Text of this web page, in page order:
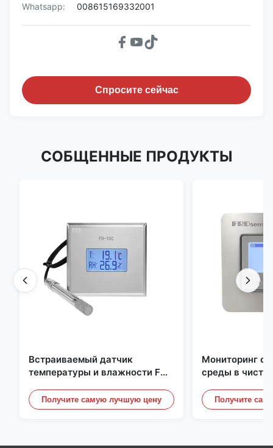
Whatsapp:
008615169332001
Спросите сейчас
СОБЩЕННЫЕ ПРОДУКТЫ
Встраиваемый датчик
температуры и влажности FD-
монитор из нержавеющей
стали 316L
Получите самую лучшую цену
Мониторинг
среды в
встроенная
20mA/RS485
Получите